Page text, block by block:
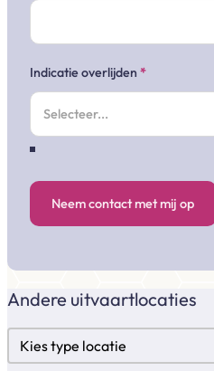
Indicatie overlijden *
Neem contact met mij op
Andere uitvaartlocaties
Locatietypes
Select content